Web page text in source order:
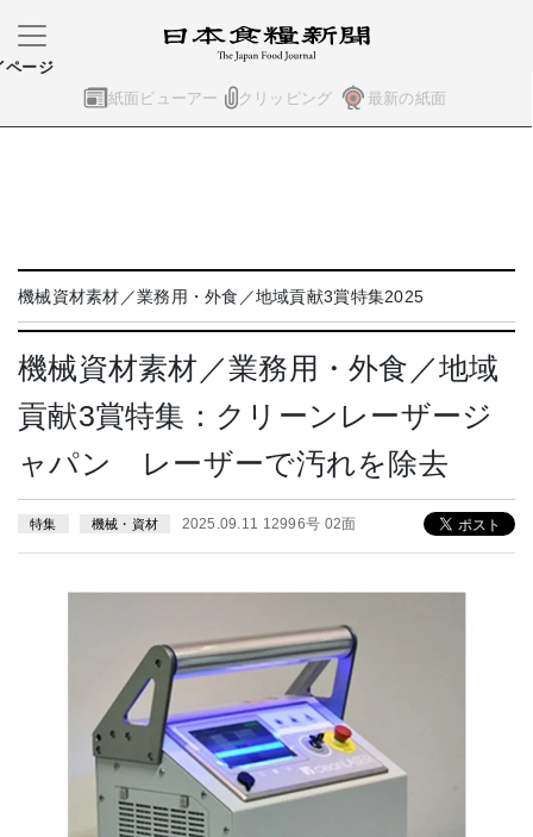
紙面ビューアー クリッピング 最新の紙面
ページ
機械資材素材／業務用・外食／地域貢献3賞特集2025
機械資材素材／業務用・外食／地域
貢献3賞特集：クリーンレーザージ
ャパン レーザーで汚れを除去
特集 機械・資材 2025.09.11 12996号 02面